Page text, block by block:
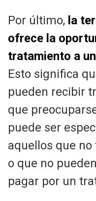
Por último, la
ofrece la
tratamiento a
Esto significa
pueden recibir
que
puede ser
aquellos que
o que no
pagar por un